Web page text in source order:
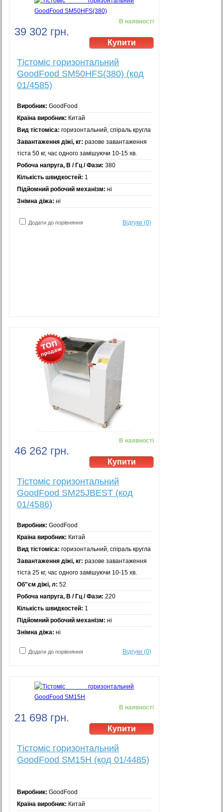
39 302 грн.
В наявності
Тістоміс горизонтальний
GoodFood SM50HFS(380) (код
01/4585)
Виробник: GoodFood
Країна виробник: Китай
Вид тістоміса: горизонтальний, спіраль кругла
Завантаження діжі, кг: разове завантаження
тіста 50 кг, час одного замішуючи 10-15 хв.
Робоча напруга, В / Гц / Фази: 380
Кількість швидкостей: 1
Підйомний робочий механізм: ні
Знімна діжа: ні
Додати до порівняння Відгуки (0)
46 262 грн.
В наявності
Тістоміс горизонтальний
GoodFood SM25JBEST (код
01/4586)
Виробник: GoodFood
Країна виробник: Китай
Вид тістоміса: горизонтальний, спіраль кругла
Завантаження діжі, кг: разове завантаження
тіста 25 кг, час одного замішуючи 10-15 хв.
Об"єм діжі, л: 52
Робоча напруга, В / Гц / Фази: 220
Кількість швидкостей: 1
Підйомний робочий механізм: ні
Знімна діжа: ні
Додати до порівняння Відгуки (0)
21 698 грн.
В наявності
Тістоміс горизонтальний
GoodFood SM15H (код 01/4485)
Виробник: GoodFood
Країна виробник: Китай